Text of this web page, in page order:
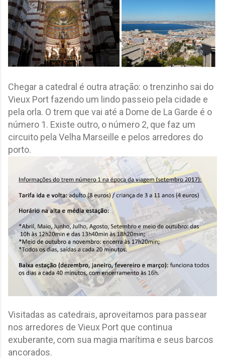
Chegar a catedral é outra atração: o trenzinho sai do
Vieux Port fazendo um lindo passeio pela cidade e
pela orla. O trem que vai até a Dome de La Garde é o
número 1. Existe outro, o número 2, que faz um
circuito pela Velha Marseille e pelos arredores do
porto.
Visitadas as catedrais, aproveitamos para passear
nos arredores de Vieux Port que continua
exuberante, com sua magia marítima e seus barcos
ancorados.